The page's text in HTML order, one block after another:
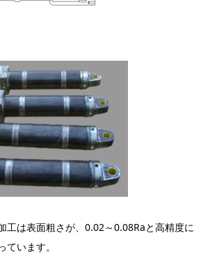
工は表面粗さが、0.02～0.08Raと高精度に
います。